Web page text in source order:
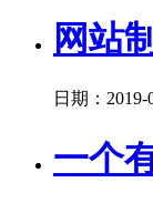
网站
日期：
一个